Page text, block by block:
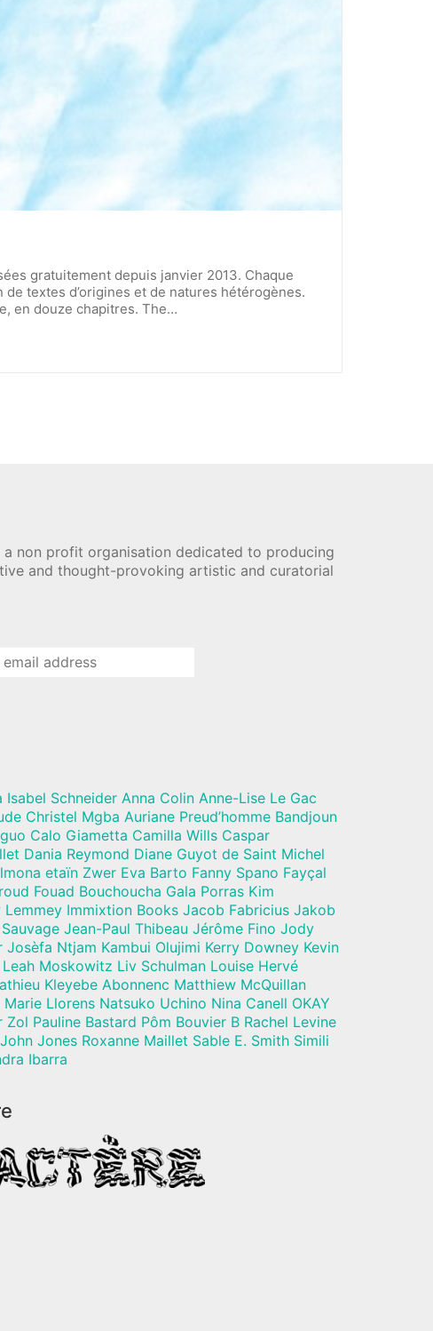
gratuitement depuis janvier 2013. Chaque
textes d’origines et de natures hétérogènes.
en douze chapitres. The…
a non profit organisation dedicated to producing
and thought-provoking artistic and curatorial
Isabel Schneider Anna Colin Anne-Lise Le Gac
Christel Mgba Auriane Preud’homme Bandjoun
Calo Giametta Camilla Wills Caspar
Dania Reymond Diane Guyot de Saint Michel
etaïn Zwer Eva Barto Fanny Spano Fayçal
Fouad Bouchoucha Gala Porras Kim
Lemmey Immixtion Books Jacob Fabricius Jakob
Jean-Paul Thibeau Jérôme Fino Jody
Josèfa Ntjam Kambui Olujimi Kerry Downey Kevin
Moskowitz Liv Schulman Louise Hervé
Kleyebe Abonnenc Matthiew McQuillan
Llorens Natsuko Uchino Nina Canell OKAY
Zol Pauline Bastard Pôm Bouvier B Rachel Levine
Jones Roxanne Maillet Sable E. Smith Simili
Ibarra